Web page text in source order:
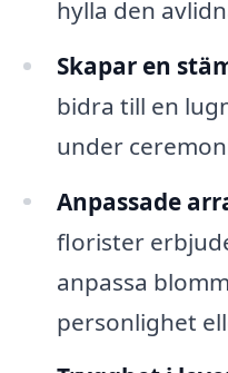
hylla den
Skapar en
bidra till en
under
Anpassade
florister
anpassa
personlighet